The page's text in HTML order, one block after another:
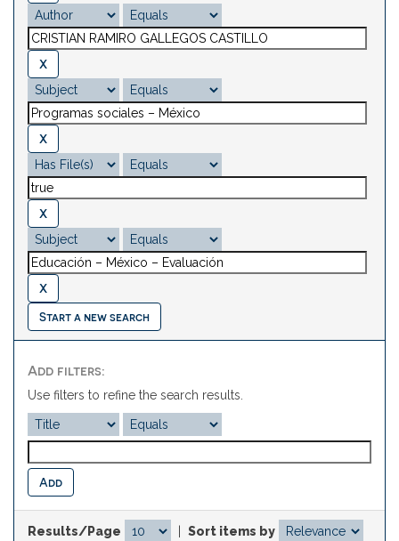
Start a new search
Add filters:
Use filters to refine the search results.
Results/Page
Sort items by